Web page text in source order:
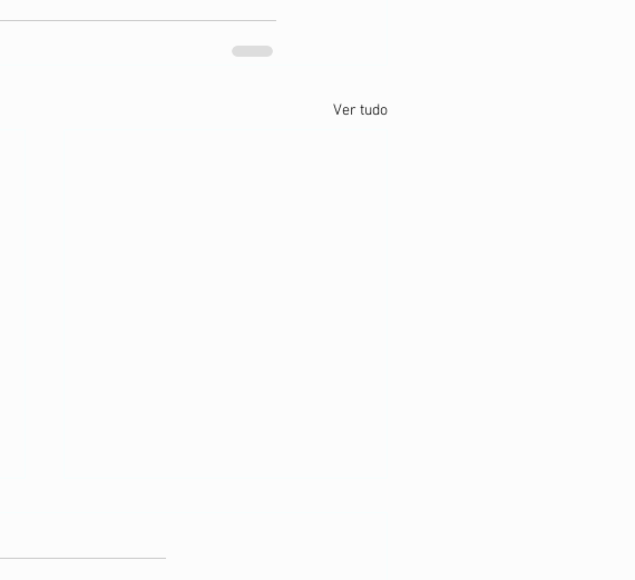
Ver tudo